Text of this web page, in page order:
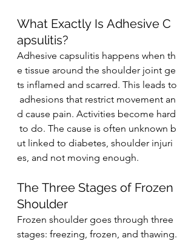
What Exactly Is Adhesive C﻿
apsulitis?
Adhesive capsulitis happens when th
e tissue around the shoulder joint ge
ts inflamed and scarred. This leads to
adhesions that restrict movement an
d cause pain. Activities become hard
to do. The cause is often unknown b
ut linked to diabetes, shoulder injuri
es, and not moving enough.
The Three Stages of Frozen
Shoulder
Frozen shoulder goes through three
stages: freezing, frozen, and thawing.